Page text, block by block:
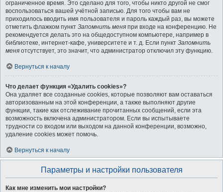
ограниченное время. Это сделано для того, чтобы никто другой не смог
воспользоваться вашей учётной записью. Для того чтобы вам не
приходилось вводить имя пользователя и пароль каждый раз, вы можете
отметить флажком пункт Запомнить меня при входе на конференцию. Не
рекомендуется делать это на общедоступном компьютере, например в
библиотеке, интернет-кафе, университете и т. д. Если пункт Запомнить
меня отсутствует, это значит, что администратор отключил эту функцию.
Вернуться к началу
Что делает функция «Удалить cookies»?
Она удаляет все созданные cookies, которые позволяют вам оставаться
авторизованным на этой конференции, а также выполняют другие
функции, такие как отслеживание прочитанных сообщений, если эта
возможность включена администратором. Если вы испытываете
трудности со входом или выходом на данной конференции, возможно,
удаление cookies может помочь.
Вернуться к началу
Параметры и настройки пользователя
Как мне изменить мои настройки?